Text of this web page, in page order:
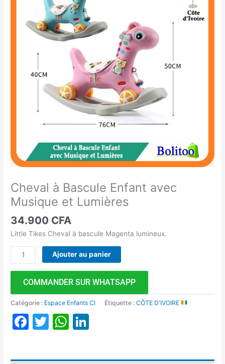
Cheval à Bascule Enfant avec
Musique et Lumières
34.900 CFA
Little Tikes Cheval à bascule Magenta lumineux.
Enfant
Ajouter au panier
COMMANDER SUR WHATSAPP
Catégorie : Espace Enfants CI Étiquette :CÔTE D'IVOIRE
Facebook
TwitterWhatsApp